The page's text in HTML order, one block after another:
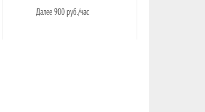
Далее 900 руб./час